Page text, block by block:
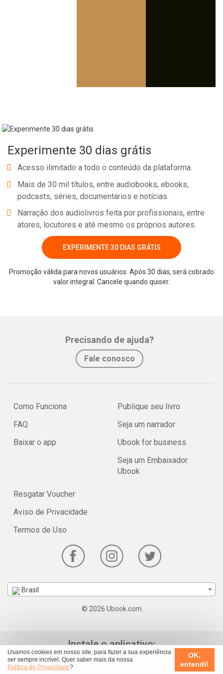
Usamos cookies em nosso site, para fazer a sua experiência
ser sempre incrível. Quer saber mais da nossa
Política de Privacidade?
OK,
entendi!
Experimente 30 dias grátis
Acesso ilimitado a todo o conteúdo da plataforma.
Mais de 30 mil títulos, entre audiobooks, ebooks,
podcasts, séries, documentários e notícias.
Narração dos audiolivros feita por profissionais, entre
atores, locutores e até mesmo os próprios autores.
EXPERIMENTE 30 DIAS GRÁTIS
Promoção válida para novos usuários. Após 30 dias, será cobrado
valor integral. Cancele quando quiser.
Precisando de ajuda?
Fale conosco
Como Funciona
FAQ
Baixar o app
Publique seu livro
Seja um narrador
Ubook for business
Seja um Embaixador
Ubook
Resgatar Voucher
Aviso de Privacidade
Termos de Uso
Brasil
© 2026 Ubook.com
Instale o aplicativo: